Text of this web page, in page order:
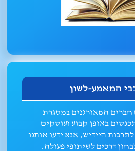
המאמע-לשון
חברים המאורגנים במסגרת
באופן קבוע ועוסקים
היידיש, אנא ידעו אותנו
דרכים לשיתופי פעולה.